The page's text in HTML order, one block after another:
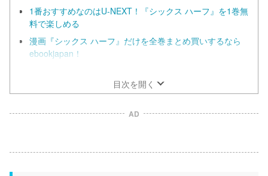
1番おすすめなのはU-NEXT！『シックス ハーフ』を1巻無
料で楽しめる
漫画『シックス ハーフ』だけを全巻まとめ買いするなら
ebookjapan！
目次を開く
AD